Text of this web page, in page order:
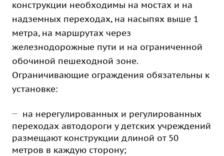
конструкции необходимы на мостах и на
надземных переходах, на насыпях выше 1
метра, на маршрутах через
железнодорожные пути и на ограниченной
обочиной пешеходной зоне.
Ограничивающие ограждения обязательны к
установке:
на нерегулированных и регулированных
переходах автодороги у детских учреждений
размещают конструкции длиной от 50
метров в каждую сторону;